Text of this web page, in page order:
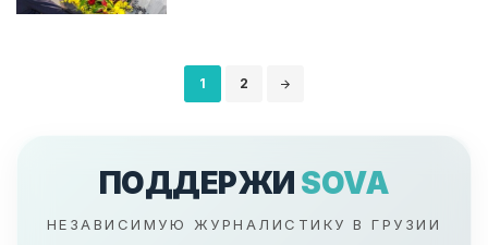
1 2
ПОДДЕРЖИ SOVA
НЕЗАВИСИМУЮ ЖУРНАЛИСТИКУ В ГРУЗИИ